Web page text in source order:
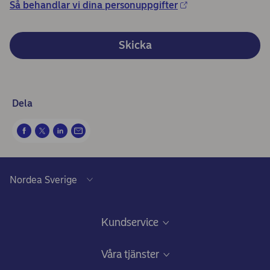
Så behandlar vi dina personuppgifter
Skicka
Dela
Kundservice
Frågor & svar och Kundservice
Våra tjänster